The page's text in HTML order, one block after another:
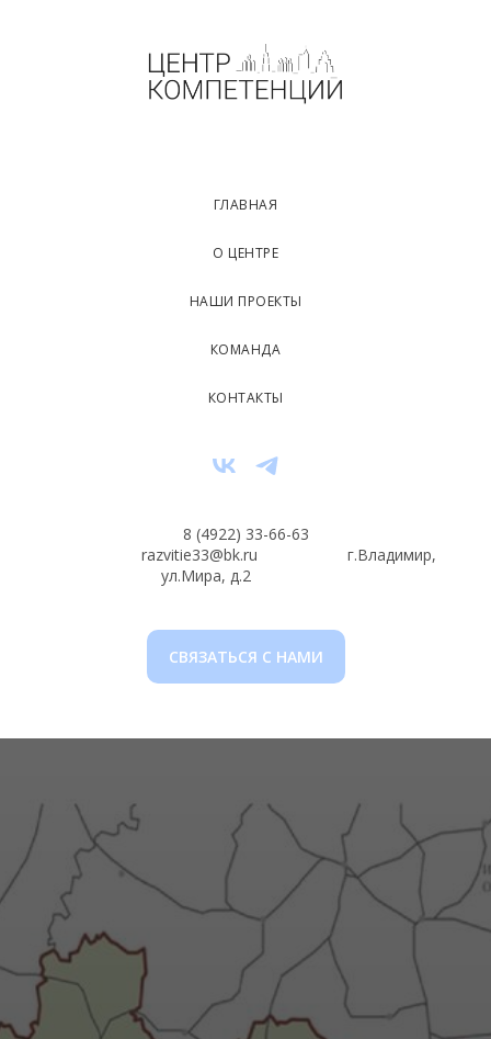
ГЛАВНАЯ
О ЦЕНТРЕ
НАШИ ПРОЕКТЫ
КОМАНДА
КОНТАКТЫ
8 (4922) 33-66-63
razvitie33@bk.ru
г.Владимир,
ул.Мира, д.2
СВЯЗАТЬСЯ С НАМИ